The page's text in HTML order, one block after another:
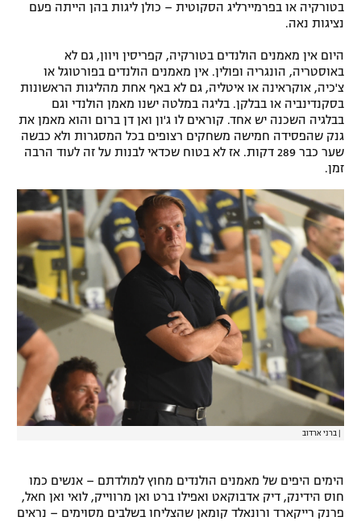
מדיניות פרטיות
תקנון פעילות ספורט 1
רשיון להקרנה פומבית לבית עסק
הצטרפות לחבילת הערוצים
לוח דרושים – ג'ובנט
תגיות
המגזין
גיימינג E-Sports
בטורקיה או בפרמיירליג הסקוטית – כולן ליגות בהן הייתה פעם
נציגות נאה.
היום אין מאמנים הולנדים בטורקיה, קפריסין ויוון, גם לא
באוסטריה, הונגריה ופולין. אין מאמנים הולנדים בפורטוגל או
צ'כיה, אוקראינה או איטליה, גם לא באף אחת מהליגות הראשונות
בסקנדינביה או בבלקן. בליגה במלטה ישנו מאמן הולנדי וגם
בבלגיה השכנה יש אחד. קוראים לו ג'ון ואן דן ברום והוא מאמן את
גנק שהפסידה חמישה משחקים רצופים בכל המסגרות ולא כבשה
שער כבר 289 דקות. אז לא בטוח שכדאי לבנות על זה לעוד הרבה
זמן.
ברני ארדוב
הימים היפים של מאמנים הולנדים מחוץ למולדתם – אנשים כמו
חוס הידינק, דיק אדבוקאט ואפילו ברט ואן מרווייק, לואי ואן חאל,
פרנק רייקארד ורונאלד קומאן שהצליחו בשלבים מסוימים – נראים